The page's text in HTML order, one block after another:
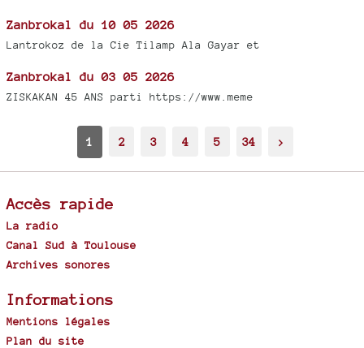
Zanbrokal du 10 05 2026
Lantrokoz de la Cie Tilamp Ala Gayar et
Zanbrokal du 03 05 2026
ZISKAKAN 45 ANS parti https://www.meme
1 2 3 4 5 34 >
Accès rapide
La radio
Canal Sud à Toulouse
Archives sonores
Informations
Mentions légales
Plan du site